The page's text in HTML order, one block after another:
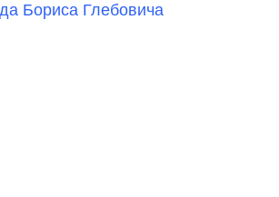
Бориса Глебовича